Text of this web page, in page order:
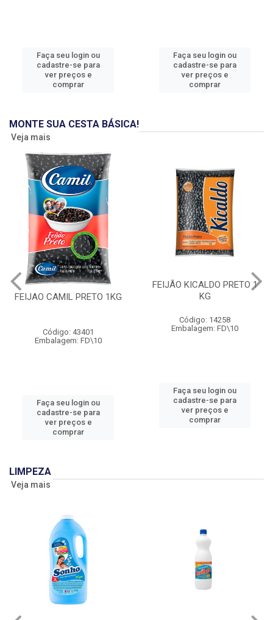
Faça seu login ou
cadastre-se para
ver preços e
comprar
Faça seu login ou
cadastre-se para
ver preços e
comprar
MONTE SUA CESTA BÁSICA!
Veja mais
FEIJAO CAMIL PRETO 1KG
Código: 43401
Embalagem: FD\10
Faça seu login ou
cadastre-se para
ver preços e
comprar
FEIJÃO KICALDO PRETO 1
KG
Código: 14258
Embalagem: FD\10
Faça seu login ou
cadastre-se para
ver preços e
comprar
LIMPEZA
Veja mais